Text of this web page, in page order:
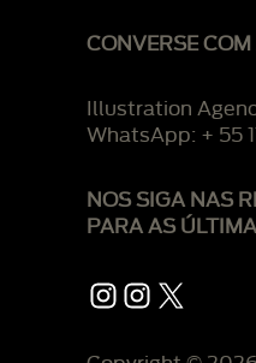
CONVERSE
Illustration
WhatsApp: + 55
NOS SIGA NAS
PARA AS
Instagram
Instagram
X